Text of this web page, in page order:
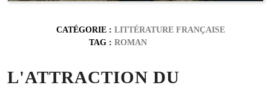
CATÉGORIE : LITTÉRATURE FRANÇAISE
TAG : ROMAN
L'ATTRACTION DU